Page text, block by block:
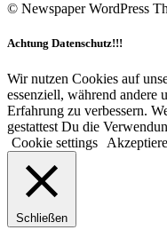
© Newspaper WordPress
Achtung Datenschutz!!!
Wir nutzen Cookies auf
essenziell, während andere
Erfahrung zu verbessern.
gestattest Du die
Cookie settings
Schließen